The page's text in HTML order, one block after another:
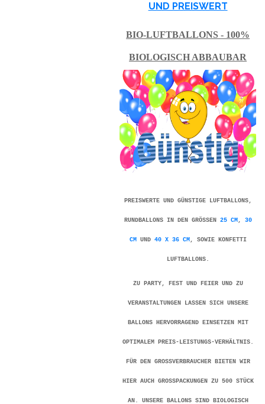
UND PREISWERT
BIO-LUFTBALLONS - 100%
BIOLOGISCH ABBAUBAR
PREISWERTE UND GÜNSTIGE LUFTBALLONS,
RUNDBALLONS IN DEN GRÖSSEN 25 CM , 30
CM UND 40 X 36 CM , SOWIE KONFETTI
LUFTBALLONS.
ZU PARTY, FEST UND FEIER UND ZU
VERANSTALTUNGEN LASSEN SICH UNSERE
BALLONS HERVORRAGEND EINSETZEN MIT
OPTIMALEM PREIS-LEISTUNGS-VERHÄLTNIS.
FÜR DEN GROSSVERBRAUCHER BIETEN WIR H
IER AUCH GROSSPACKUNGEN ZU 500 STÜCK AN
. UNSERE BALLONS SIND BIOLOGISCH AB